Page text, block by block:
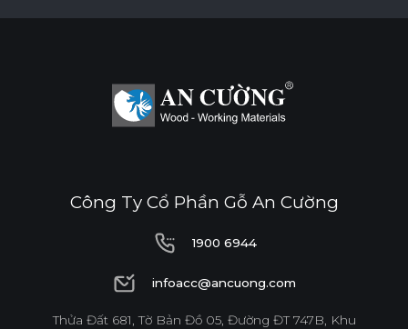
Công Ty Cổ Phần Gỗ An Cường
1900 6944
1900 6944
infoacc@ancuong.com
infoacc@ancuong.com
Thửa Đất 681, Tờ Bản Đồ 05, Đường ĐT 747B, Khu